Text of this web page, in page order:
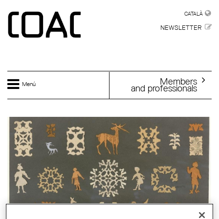
CATALÀ
NEWSLETTER
Menú Members
and professionals